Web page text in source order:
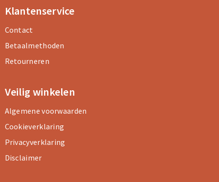
Klantenservice
Contact
Betaalmethoden
Retourneren
Veilig winkelen
Algemene voorwaarden
Cookieverklaring
Privacyverklaring
Disclaimer